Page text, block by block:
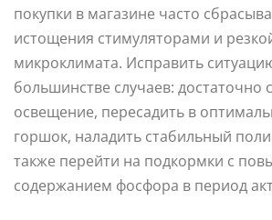
покупки в магазине часто
истощения стимуляторами и
микроклимата. Исправить
большинстве случаев: достаточно
освещение, пересадить в
горшок, наладить стабильный
также перейти на подкормки с
содержанием фосфора в период